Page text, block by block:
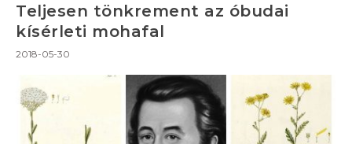
Teljesen tönkrement az óbudai
kísérleti mohafal
2018-05-30